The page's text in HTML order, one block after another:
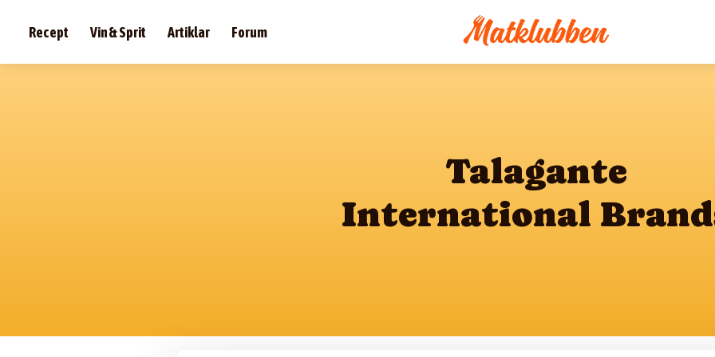
Recept Vin & Sprit Artiklar Forum
Talagante
International